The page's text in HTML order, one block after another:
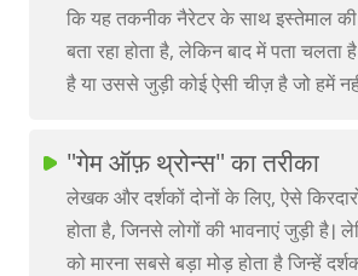
कि यह तकनीक नैरेटर के साथ इस्तेमाल की
बता रहा होता है, लेकिन बाद में पता चलता
है या उससे जुड़ी कोई ऐसी चीज़ है जो हमें
"गेम ऑफ़ थ्रोन्स" का तरीका
लेखक और दर्शकों दोनों के लिए, ऐसे
होता है, जिनसे लोगों की भावनाएं जुड़ी है।
को मारना सबसे बड़ा मोड़ होता है जिन्हें